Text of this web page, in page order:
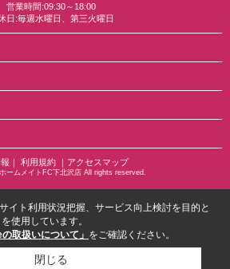
営業時間:09:30～18:00
日:毎週水曜日、第三火曜日
｜ 利用規約｜ アクセスマップ
ームメイトFC下北沢店 All rights reserved.
イト利用状況把握、サービス向上検討を目的と
使用しています。
の取扱いについて」 をご確認ください。
閉じる